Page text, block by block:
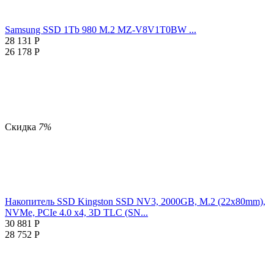
Samsung SSD 1Tb 980 M.2 MZ-V8V1T0BW ...
28 131 Р
26 178 Р
Скидка 7%
Накопитель SSD Kingston SSD NV3, 2000GB, M.2 (22x80mm),
NVMe, PCIe 4.0 x4, 3D TLC (SN...
30 881 Р
28 752 Р